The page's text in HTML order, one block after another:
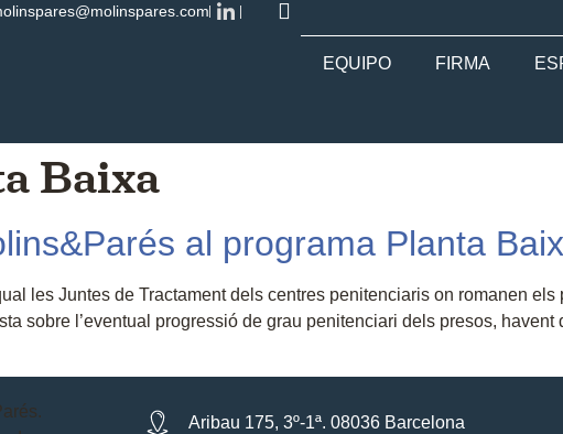
EQUIPO FIRMA
Baixa
al programa Planta
les Juntes de Tractament dels centres penitenciaris on romanen
sobre l’eventual progressió de grau penitenciari dels presos,
Aribau 175, 3º-1ª. 08036 Barcelona